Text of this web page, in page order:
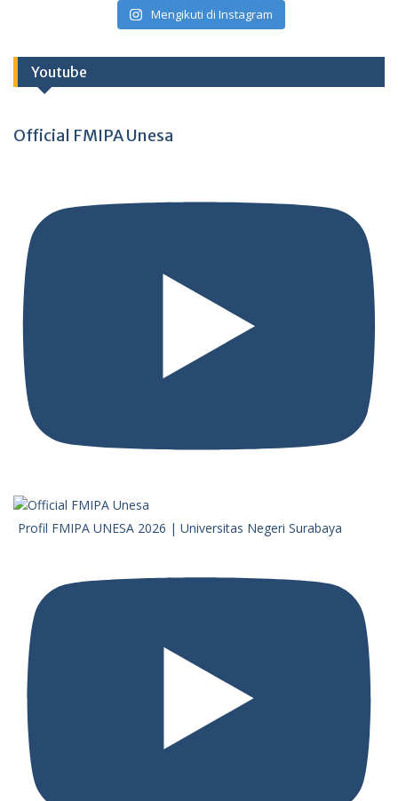
Mengikuti di Instagram
Youtube
Official FMIPA Unesa
Profil FMIPA UNESA 2026 | Universitas Negeri Surabaya